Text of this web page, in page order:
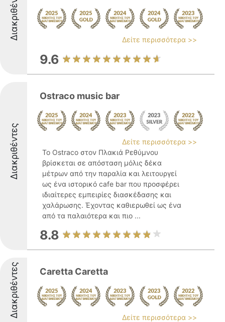
Διακριθέντες Δείτε περισσότερα >>
9.6
Διακριθέντες
Ostraco music bar
Δείτε περισσότερα >>
Το Ostraco στον Πλακιά Ρεθύμνου
βρίσκεται σε απόσταση μόλις δέκα
μέτρων από την παραλία και λειτουργεί
ως ένα ιστορικό cafe bar που προσφέρει
ιδιαίτερες εμπειρίες διασκέδασης και
χαλάρωσης. Έχοντας καθιερωθεί ως ένα
από τα παλαιότερα και πιο ...
8.8
Διακριθέντες Caretta Caretta
Δείτε περισσότερα >>